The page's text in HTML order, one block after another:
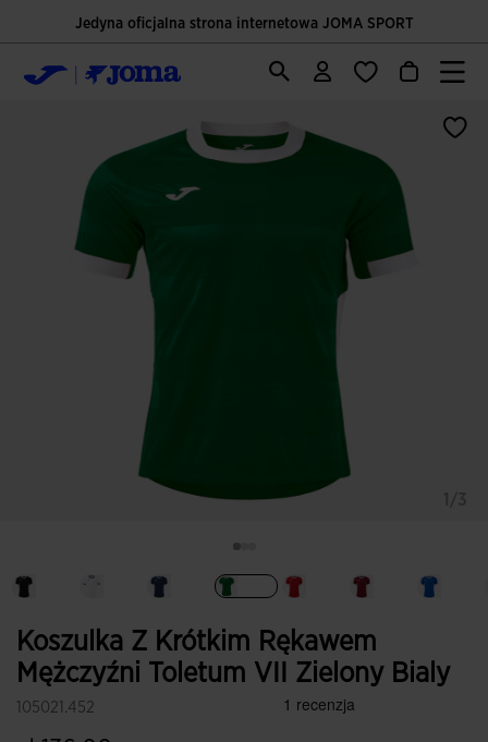
Jedyna oficjalna strona internetowa JOMA SPORT
Koszulka Z Krótkim Rękawem
Mężczyźni Toletum VII Zielony Bialy
105021.452